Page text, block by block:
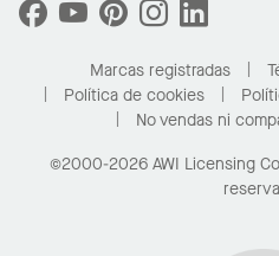
Desempeño
Solicitar muestras
Compre en línea con Kanopi
Para el hogar
Marcas registradas
Política de cookies
No vendas ni
©2000-2026 AWI Licensing